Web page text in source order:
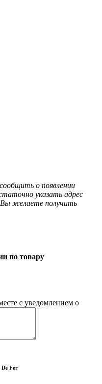
о появлении
указать адрес
желаете получить
по товару
с уведомлением о
Fer